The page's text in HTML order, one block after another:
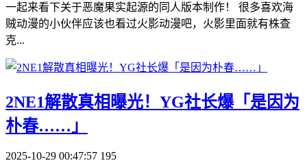
一起来看下关于恶魔果实起源的同人版本制作！ 很多喜欢海
贼动漫的小伙伴应该也看过火影动漫吧，火影里面就有株查
克...
​2NE1解散真相曝光！YG社长爆「是因为
朴春……」
2025-10-29 00:47:57 195